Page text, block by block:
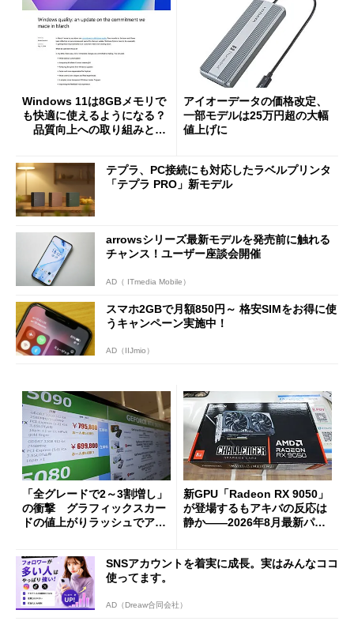
Windows 11は8GBメモリで
も快適に使えるようになる？
品質向上への取り組みと
アイオーデータの価格改定、
一部モデルは25万円超の大幅
値上げに
テプラ、PC接続にも対応したラベルプリンタ
「テプラ PRO」新モデル
arrowsシリーズ最新モデルを発売前に触れる
チャンス！ユーザー座談会開催
AD（ ITmedia Mobile）
スマホ2GBで月額850円～ 格安SIMをお得に使
うキャンペーン実施中！
AD（IIJmio）
「全グレードで2～3割増し」
の衝撃 グラフィックスカー
ドの値上がりラッシュでアキ
新GPU「Radeon RX 9050」
が登場するもアキバの反応は
静か――2026年8月最新パー
SNSアカウントを着実に成長。実はみんなココ
使ってます。
AD（Dreaw合同会社）